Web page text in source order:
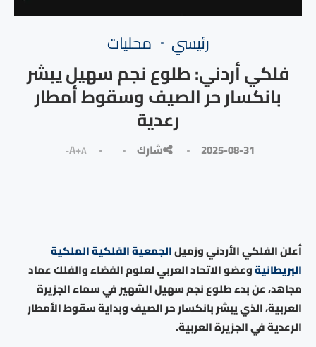
رئيسي محليات
فلكي أردني: طلوع نجم سهيل يبشر
بانكسار حر الصيف وسقوط أمطار
رعدية
2025-08-31 شارك A+A-
أعلن الفلكي الأردني وزميلالجمعية الفلكية الملكية
البريطانيةوعضو الاتحاد العربي لعلوم الفضاء والفلك عماد
مجاهد، عن بدء طلوع نجم سهيل الشهير في سماء الجزيرة
العربية، الذي يبشر بانكسار حر الصيف وبداية سقوط الأمطار
الرعدية في الجزيرة العربية.